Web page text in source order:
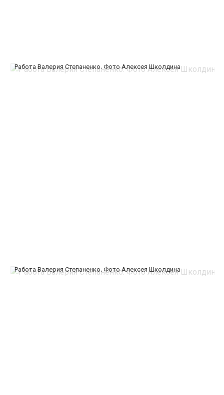
Работа Валерия Степаненко. Фото Алексея Школдина
Работа Валерия Степаненко. Фото Алексея Школдина